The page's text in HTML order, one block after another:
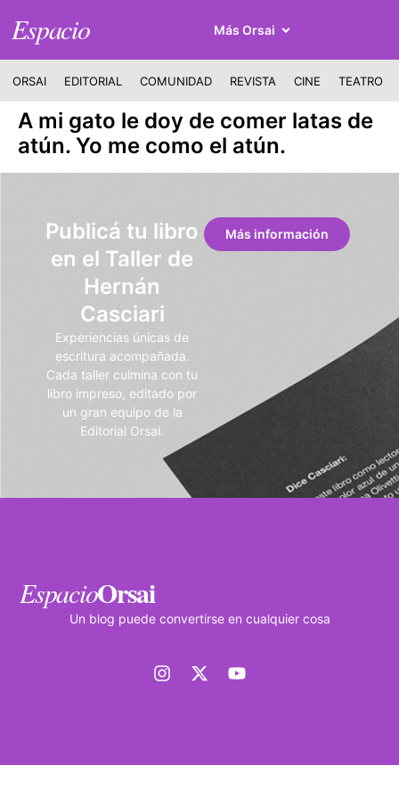
Espacio Más Orsai
ORSAI EDITORIAL COMUNIDAD REVISTA CINE TEATRO
A mi gato le doy de comer latas de
atún. Yo me como el atún.
Publicá tu libro
en el Taller de
Hernán
Casciari
Experiencias únicas de
escritura acompañada.
Cada taller culmina con tu
libro impreso, editado por
un gran equipo de la
Editorial Orsai.
Más información
EspacioOrsai
Un blog puede convertirse en cualquier cosa